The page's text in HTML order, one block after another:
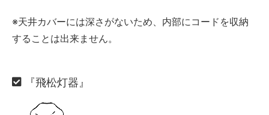
※天井カバーには深さがないため、内部にコードを収納
することは出来ません。
『飛松灯器』